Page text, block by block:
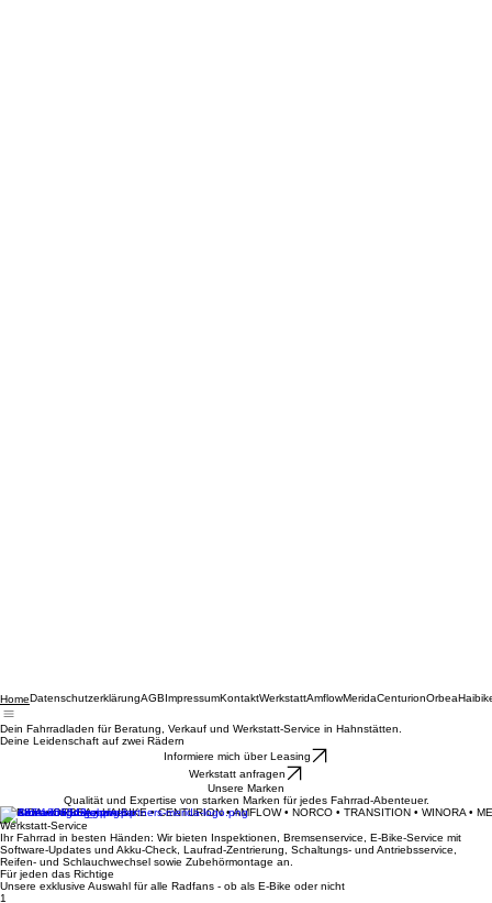
HomeDatenschutzerklärungAGB ImpressumKontaktWerkstattAmflowMeridaCenturion
Dein Fahrradladen für Beratung, Verkauf und Werkstatt-Service in Hahnstätten.
Informiere mich über Leasing
Werkstatt anfragen
Qualität und Expertise von starken Marken für jedes Fahrrad-Abenteuer.
MERIDA • ORBEA • HAIBIKE • CENTURION • AMFLOW • NORCO • TRANSITION • WINORA •
Werkstatt-Service
Ihr Fahrrad in besten Händen: Wir bieten Inspektionen, Bremsenservice, E-Bike-Service mit
Software-Updates und Akku-Check, Laufrad-Zentrierung, Schaltungs- und Antriebsservice,
Reifen- und Schlauchwechsel sowie Zubehörmontage an.